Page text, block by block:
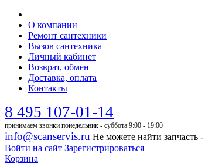
О компании
Ремонт сантехники
Вызов сантехника
Личный кабинет
Возврат, обмен
Доставка, оплата
Контакты
8 495 107-01-14
принимаем звонки понедельник - суббота 9:00 - 19:00
info@scanservis.ru Не можете найти запчасть -
Войти на сайт Зарегистрироваться
Корзина